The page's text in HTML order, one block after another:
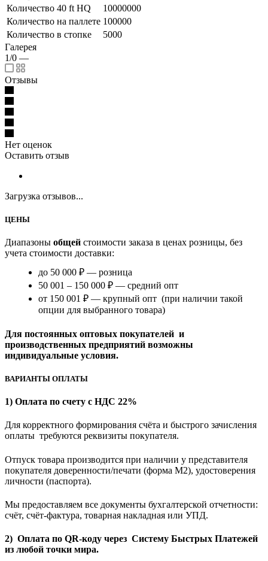
Количество 40 ft HQ
10000000
Количество на паллете 100000
Количество в стопке
5000
Галерея
1/0 —
Отзывы
Нет оценок
Оставить отзыв
Загрузка отзывов...
ЦЕНЫ
Диапазоны общей стоимости заказа в ценах розницы, без
учета стоимости доставки:
до 50 000 ₽ — розница
50 001 – 150 000 ₽ — средний опт
от 150 001 ₽ — крупный опт (при наличии такой
опции для выбранного товара)
Для постоянных оптовых покупателей и
производственных предприятий возможны
индивидуальные условия.
ВАРИАНТЫ ОПЛАТЫ
1) Оплата по счету с НДС 22%
Для корректного формирования счёта и быстрого зачисления
оплаты требуются реквизиты покупателя.
Отпуск товара производится при наличии у представителя
покупателя доверенности/печати (форма M2), удостоверения
личности (паспорта).
Мы предоставляем все документы бухгалтерской отчетности:
счёт, счёт-фактура, товарная накладная или УПД.
2) Оплата по QR-коду через Систему Быстрых Платежей
из любой точки мира.